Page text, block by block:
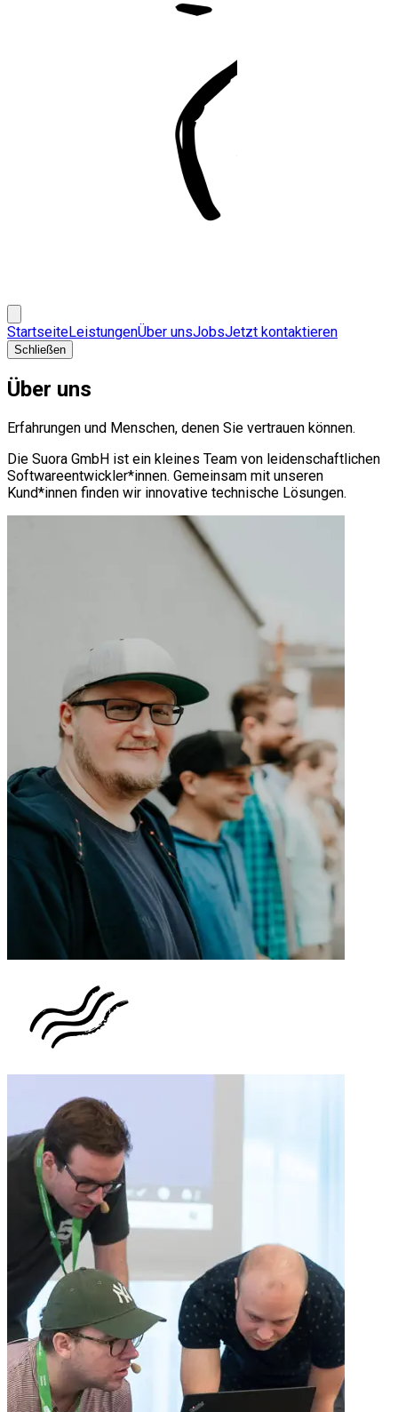
StartseiteLeistungenÜber unsJobsJetzt kontaktieren
Schließen
Über uns
Erfahrungen und Menschen, denen Sie vertrauen können.
Die Suora GmbH ist ein kleines Team von leidenschaftlichen
Softwareentwickler*innen. Gemeinsam mit unseren
Kund*innen finden wir innovative technische Lösungen.